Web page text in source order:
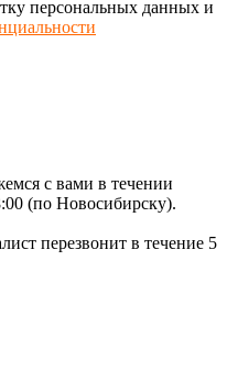
персональных данных и
с вами в течении
(по Новосибирску).
перезвонит в течение 5